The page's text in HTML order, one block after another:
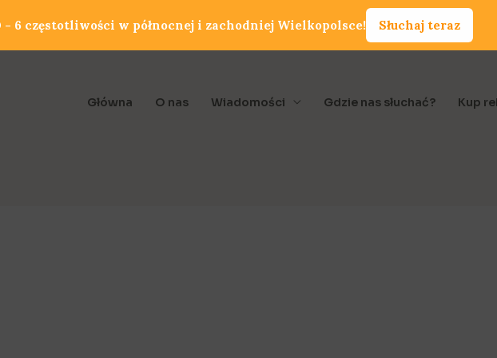
Główna O nas Wiadomości Gdzie nas słuchać? Kup
6 częstotliwości w północnej i zachodniej Wielkopolsce! Słuchaj teraz